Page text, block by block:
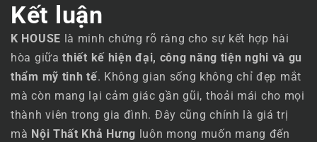
Kết luận
K HOUSE là minh chứng rõ ràng cho sự kết hợp hài
hòa giữathiết kế hiện đại, công năng tiện nghi và gu
thẩm mỹ tinh tế. Không gian sống không chỉ đẹp mắt
mà còn mang lại cảm giác gần gũi, thoải mái cho mọi
thành viên trong gia đình. Đây cũng chính là giá trị
mà Nội Thất Khả Hưng luôn mong muốn mang đến